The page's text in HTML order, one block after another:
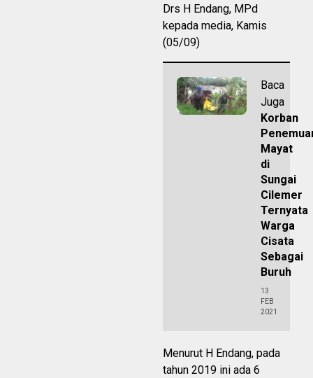
Drs H Endang, MPd
kepada media, Kamis
(05/09)
Baca
Juga
Korban
Mayat
di
Sungai
Cilemer
Ternyata
Warga
Cisata
Sebagai
Buruh
13
FEB
2021
Menurut H Endang, pada
tahun 2019 ini ada 6